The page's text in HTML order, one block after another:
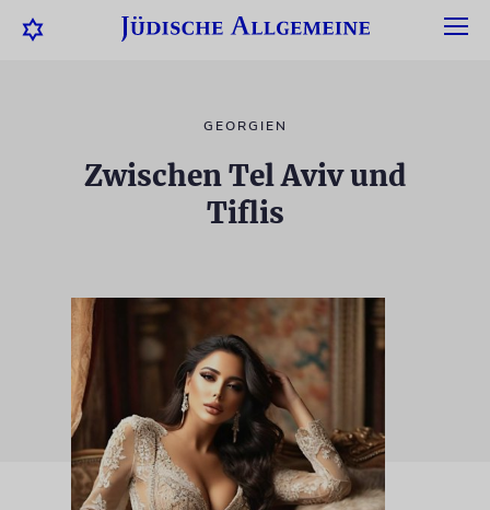
GEORGIEN
Zwischen Tel Aviv und
Tiflis